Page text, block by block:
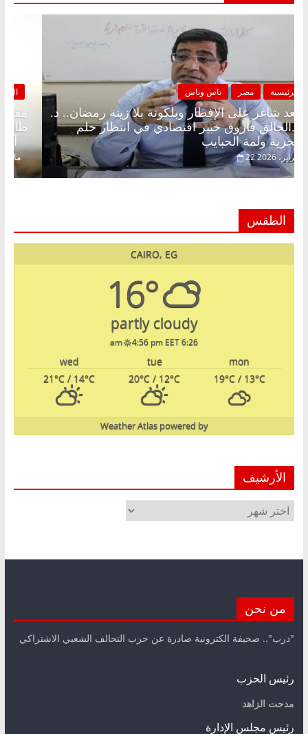
الرئيسية مصر ناس وناس
مقعد شاغر على الإفطار وبلكونة بلا زينة رمضان.. د.
عبدالخالق فاروق خبير اقتصادي في انتظار حلم
الحرية ولمة الحبايب
22 فبراير، 2026
الطقس
CAIRO, EG
16°
partly cloudy
6:26 am
4:56 pm EET
mon
tue
wed
19°C/ 13°C
20°C / 12°C
21°C / 14°C
powered by
Weather Atlas
الأرشيف
الأرشيف
من نحن
"درب".. صحيفة الكترونية صادرة عن حزب التحالف الشعبي الاشتراكي
رئيس الحزب
مدحت الزاهد
رئيس مجلس الإدارة